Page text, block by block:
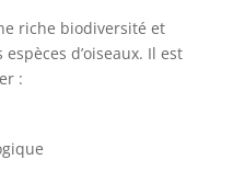
riche biodiversité et
d’oiseaux. Il est
: